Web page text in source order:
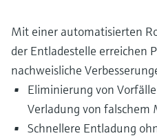
Mit einer automatisierten
der Entladestelle erreichen
nachweisliche
Eliminierung von
Verladung von falschem
Schnellere Entladung